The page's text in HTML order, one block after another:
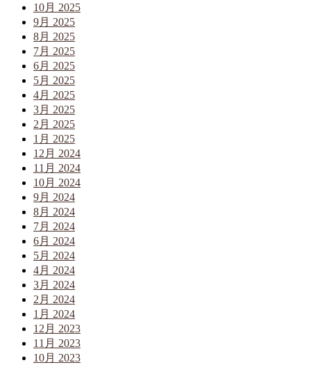
10月 2025
9月 2025
8月 2025
7月 2025
6月 2025
5月 2025
4月 2025
3月 2025
2月 2025
1月 2025
12月 2024
11月 2024
10月 2024
9月 2024
8月 2024
7月 2024
6月 2024
5月 2024
4月 2024
3月 2024
2月 2024
1月 2024
12月 2023
11月 2023
10月 2023